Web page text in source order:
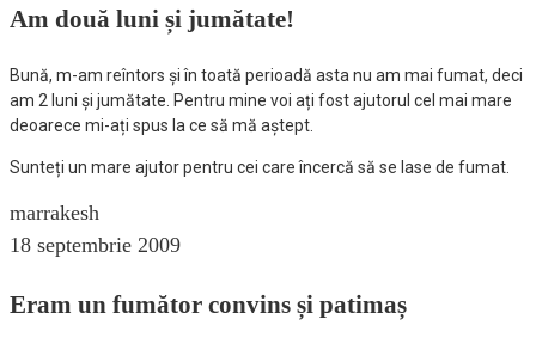
Am două luni și jumătate!
Bună, m-am reîntors și în toată perioadă asta nu am mai fumat, deci
am 2 luni și jumătate. Pentru mine voi ați fost ajutorul cel mai mare
deoarece mi-ați spus la ce să mă aștept.
Sunteți un mare ajutor pentru cei care încercă să se lase de fumat.
marrakesh
18 septembrie 2009
Eram un fumător convins și patimaș